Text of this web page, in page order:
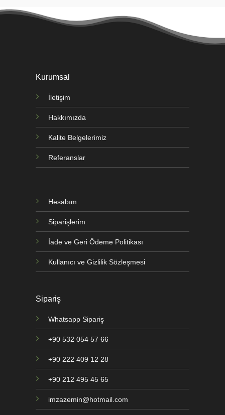
Kurumsal
İletişim
Hakkımızda
Kalite Belgelerimiz
Referanslar
Hesabım
Siparişlerim
İade ve Geri Ödeme Politikası
Kullanıcı ve Gizlilik Sözleşmesi
Sipariş
Whatsapp Sipariş
+90 532 054 57 66
+90 222 409 12 28
+90 212 495 45 65
imzazemin@hotmail.com